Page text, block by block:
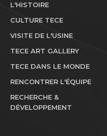
L'HISTOIRE
CULTURE TECE
VISITE DE L'USINE
TECE ART GALLERY
TECE DANS LE MONDE
RENCONTRER L'ÉQUIPE
RECHERCHE &
DÉVELOPPEMENT